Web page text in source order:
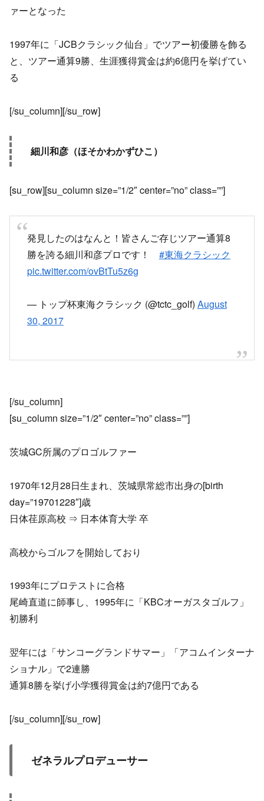
ァーとなった
1997年に「JCBクラシック仙台」でツアー初優勝を飾る
と、ツアー通算9勝、生涯獲得賞金は約6億円を挙げてい
る
[/su_column][/su_row]
細川和彦（ほそかわかずひこ）
[su_row][su_column size=”1/2″ center=”no” class=””]
発見したのはなんと！皆さんご存じツアー通算8
勝を誇る細川和彦プロです！ #東海クラシック
pic.twitter.com/ovBtTu5z6g
— トップ杯東海クラシック (@tctc_golf) August
30, 2017
[/su_column]
[su_column size=”1/2″ center=”no” class=””]
茨城GC所属のプロゴルファー
1970年12月28日生まれ、茨城県常総市出身の[birth
day=”19701228″]歳
日体荏原高校 ⇒ 日本体育大学 卒
高校からゴルフを開始しており
1993年にプロテストに合格
尾崎直道に師事し、1995年に「KBCオーガスタゴルフ」
初勝利
翌年には「サンコーグランドサマー」「アコムインターナ
ショナル」で2連勝
通算8勝を挙げ小学獲得賞金は約7億円である
[/su_column][/su_row]
ゼネラルプロデューサー